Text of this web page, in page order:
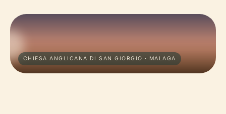
CHIESA ANGLICANA DI SAN GIORGIO · MALAGA